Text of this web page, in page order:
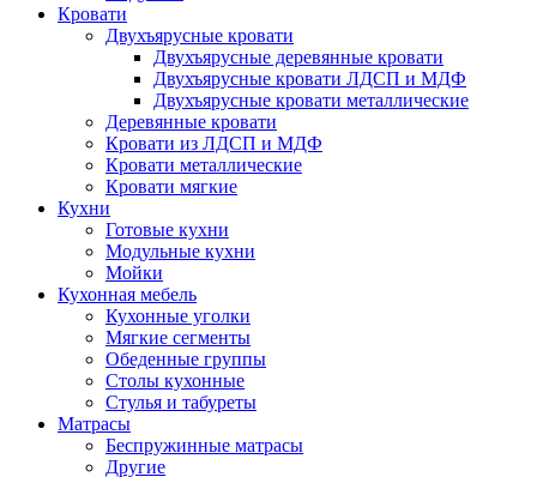
Кровати
Двухъярусные кровати
Двухъярусные деревянные кровати
Двухъярусные кровати ЛДСП и МДФ
Двухъярусные кровати металлические
Деревянные кровати
Кровати из ЛДСП и МДФ
Кровати металлические
Кровати мягкие
Кухни
Готовые кухни
Модульные кухни
Мойки
Кухонная мебель
Кухонные уголки
Мягкие сегменты
Обеденные группы
Столы кухонные
Стулья и табуреты
Матрасы
Беспружинные матрасы
Другие